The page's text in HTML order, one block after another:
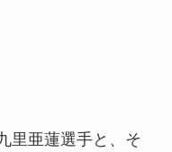
里亜蓮選手と、そ